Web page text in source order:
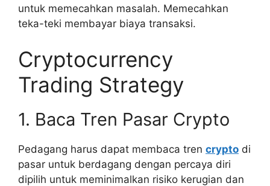
untuk memecahkan masalah. Memecahkan
teka-teki membayar biaya transaksi.
Cryptocurrency
Trading Strategy
1. Baca Tren Pasar Crypto
Pedagang harus dapat membaca tren crypto di
pasar untuk berdagang dengan percaya diri
dipilih untuk meminimalkan risiko kerugian dan